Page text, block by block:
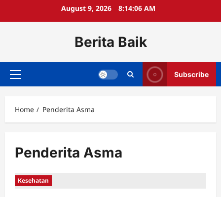
August 9, 2026 8:14:06 AM
Berita Baik
Primary
Subscribe
Home Penderita Asma
Penderita Asma
Kesehatan